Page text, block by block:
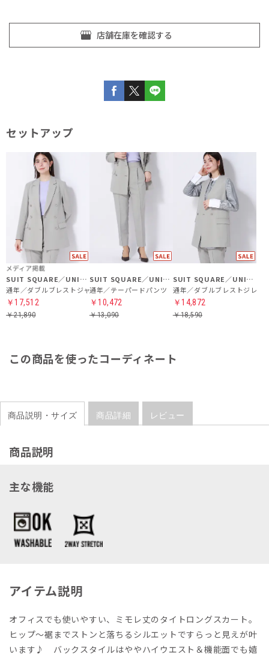
セットアップ
SUIT SQUARE／UNIVERSAL LANGUAGE／WHITE
通年／ダブルブレストジャケット
￥17,512
￥21,890
SUIT SQUARE／UNIVERSAL LANGUAGE／WHITE
通年／テーパードパンツ
￥10,472
￥13,090
SUIT SQUARE／UNIVERSAL LANGUAGE／WHITE
通年／ダブルブレストジレ
￥14,872
￥18,590
この商品を使ったコーディネート
商品説明・サイズ 商品詳細 レビュー
商品説明
主な機能
アイテム説明
オフィスでも使いやすい、ミモレ丈のタイトロングスカート。
ヒップ～裾までストンと落ちるシルエットですらっと見えが叶
います♪ バックスタイルはややハイウエスト＆機能面でも嬉